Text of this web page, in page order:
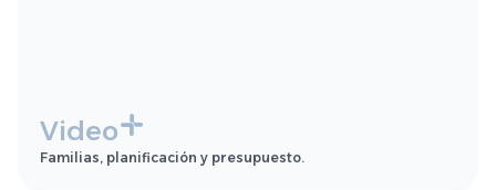
Video
Familias, planificación y presupuesto.